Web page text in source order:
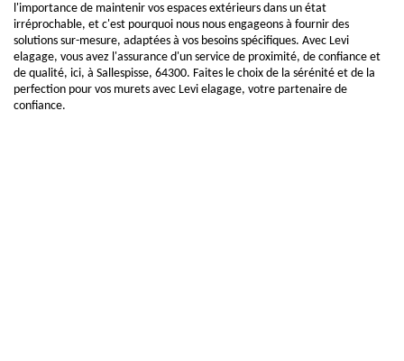
l'importance de maintenir vos espaces extérieurs dans un état
irréprochable, et c'est pourquoi nous nous engageons à fournir des
solutions sur-mesure, adaptées à vos besoins spécifiques. Avec Levi
elagage, vous avez l'assurance d'un service de proximité, de confiance et
de qualité, ici, à Sallespisse, 64300. Faites le choix de la sérénité et de la
perfection pour vos murets avec Levi elagage, votre partenaire de
confiance.